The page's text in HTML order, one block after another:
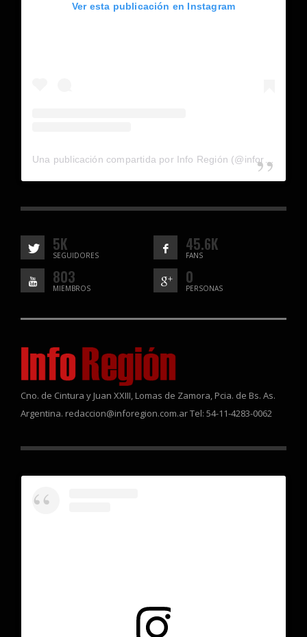
Ver esta publicación en Instagram
Una publicación compartida por Info Región (@inforegion_redes)
5K
SEGUIDORES
45.6K
FANS
803
MIEMBROS
0
PERSONAS
Cno. de Cintura y Juan XXIII, Lomas de Zamora, Pcia. de Bs. As.
Argentina. redaccion@inforegion.com.ar Tel: 54-11-4283-0062